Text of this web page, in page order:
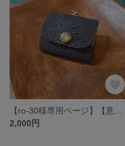
2,000円